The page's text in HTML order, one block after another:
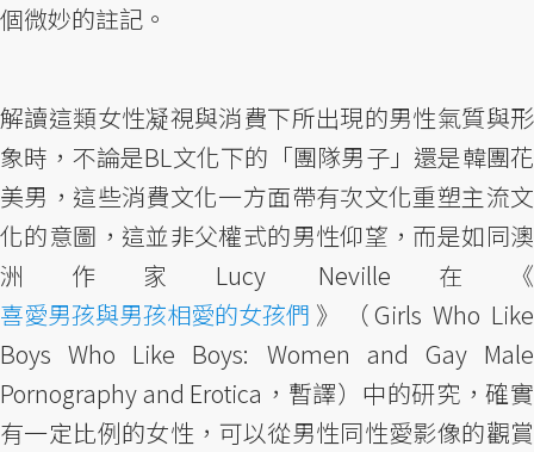
個微妙的註記。
解讀這類女性凝視與消費下所出現的男性氣質與形
象時，不論是BL文化下的「團隊男子」還是韓團花
美男，這些消費文化一方面帶有次文化重塑主流文
化的意圖，這並非父權式的男性仰望，而是如同澳
洲作家Lucy Neville在《
喜愛男孩與男孩相愛的女孩們 》（Girls Who Like
Boys Who Like Boys: Women and Gay Male
Pornography and Erotica，暫譯）中的研究，確實
有一定比例的女性，可以從男性同性愛影像的觀賞